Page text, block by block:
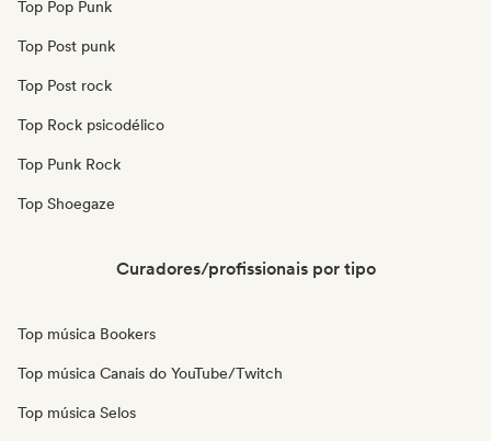
Top Pop Punk
Top Post punk
Top Post rock
Top Rock psicodélico
Top Punk Rock
Top Shoegaze
Curadores/profissionais por tipo
Top música Bookers
Top música Canais do YouTube/Twitch
Top música Selos